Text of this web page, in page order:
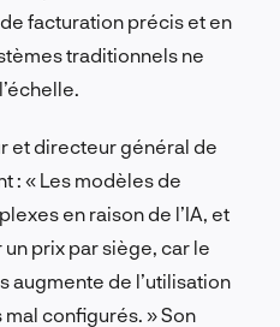
facturation précis et en
traditionnels ne
et directeur général de
: « Les modèles de
en raison de l’IA, et
prix par siège, car le
augmente de l’utilisation
configurés. » Son